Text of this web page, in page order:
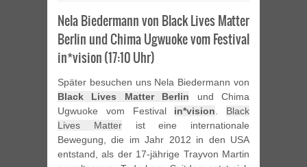
Nela Biedermann von Black Lives Matter
Berlin und Chima Ugwuoke vom Festival
in*vision (17:10 Uhr)
Später besuchen uns Nela Biedermann von
Black Lives Matter Berlin und Chima
Ugwuoke vom Festival in*vision
Black
Lives Matterist eine internationale
Bewegung, die im Jahr 2012 in den USA
entstand, als der 17-jährige Trayvon Martin